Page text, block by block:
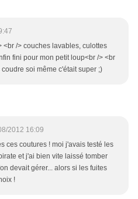
<br /> couches lavables, culottes
fini pour mon petit loup<br /> <br
soi même c'était super ;)
2012 16:09
ces coutures ! moi j'avais testé les
et j'ai bien vite laissé tomber
devait gérer... alors si les fuites
!